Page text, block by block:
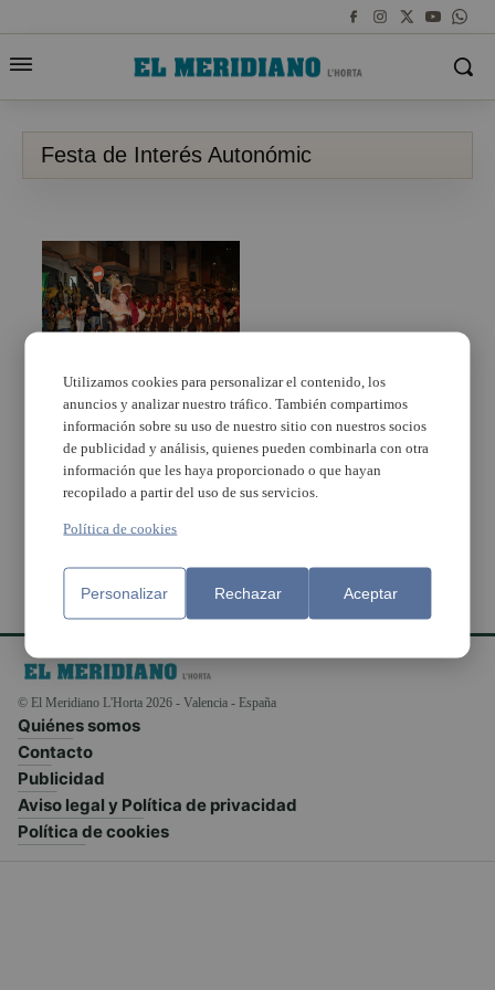
Festa de Interés Autonómic
Gastronomía, deporte,
música y tradición son
los argumentos de la
programación festiva
de Catarroja
© El Meridiano L'Horta 2026 - Valencia - España
Quiénes somos
Contacto
Publicidad
Aviso legal y Política de privacidad
Política de cookies
Utilizamos cookies para personalizar el contenido, los
anuncios y analizar nuestro tráfico. También compartimos
información sobre su uso de nuestro sitio con nuestros socios
de publicidad y análisis, quienes pueden combinarla con otra
información que les haya proporcionado o que hayan
recopilado a partir del uso de sus servicios.
Política de cookies
Personalizar Rechazar Aceptar